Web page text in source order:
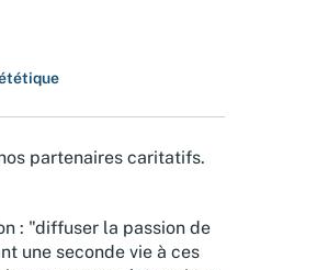
partenaires caritatifs.
: "diffuser la passion de
une seconde vie à ces